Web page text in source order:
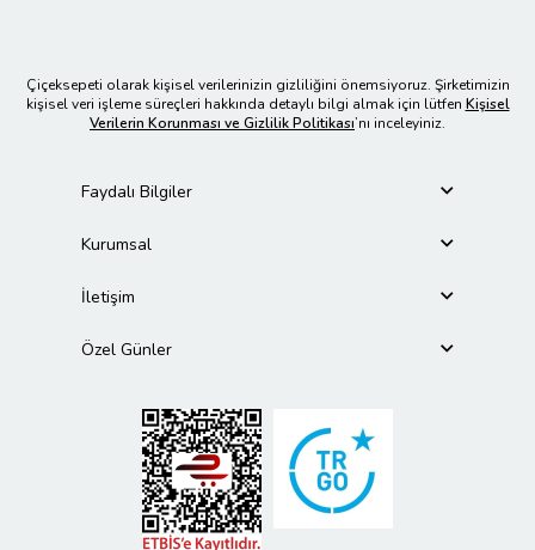
Çiçeksepeti olarak kişisel verilerinizin gizliliğini önemsiyoruz. Şirketimizin
kişisel veri işleme süreçleri hakkında detaylı bilgi almak için lütfen Kişisel
Verilerin Korunması ve Gizlilik Politikası’nı inceleyiniz.
Faydalı Bilgiler
Kurumsal
İletişim
Özel Günler